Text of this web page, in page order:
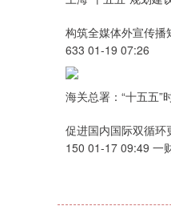
构筑全媒体外宣传播
633 01-19 07:26
海关总署：“十五五”
促进国内国际双循环
150 01-17 09:49 一